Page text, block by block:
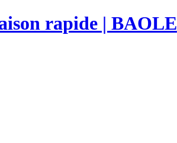
rapide | BAOLE